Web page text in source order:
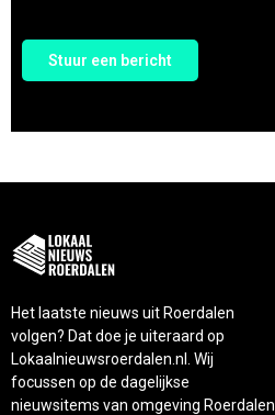
Stuur een bericht
Het laatste nieuws uit Roerdalen
volgen? Dat doe je uiteraard op
Lokaalnieuwsroerdalen.nl. Wij
focussen op de dagelijkse
nieuwsitems van omgeving Roerdalen.